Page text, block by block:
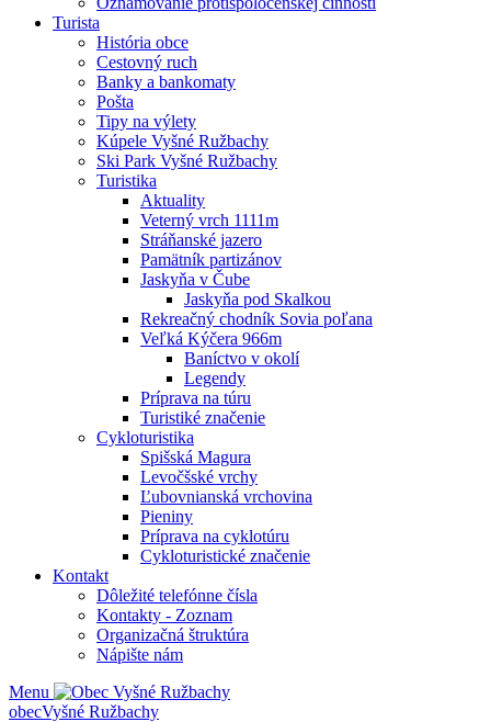
Turista
História obce
Cestovný ruch
Banky a bankomaty
Pošta
Tipy na výlety
Kúpele Vyšné Ružbachy
Ski Park Vyšné Ružbachy
Turistika
Aktuality
Veterný vrch 1111m
Stráňanské jazero
Pamätník partizánov
Jaskyňa v Čube
Jaskyňa pod Skalkou
Rekreačný chodník Sovia poľana
Veľká Kýčera 966m
Baníctvo v okolí
Legendy
Príprava na túru
Turistiké značenie
Cykloturistika
Spišská Magura
Levočšské vrchy
Ľubovnianská vrchovina
Pieniny
Príprava na cyklotúru
Cykloturistické značenie
Kontakt
Dôležité telefónne čísla
Kontakty - Zoznam
Organizačná štruktúra
Nápište nám
Menu
obecVyšné Ružbachy